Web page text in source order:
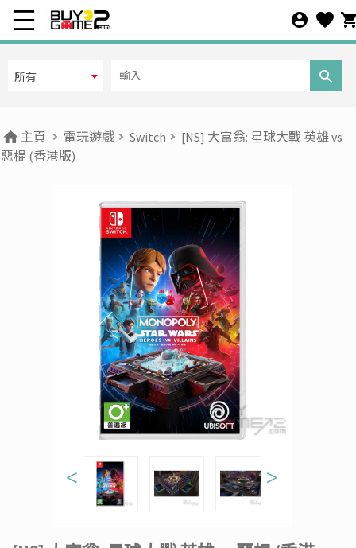
所有
主頁 電玩遊戲 Switch
[NS] 大富翁: 星球大戰 英雄 vs
惡棍 (香港版)
＜ ＞